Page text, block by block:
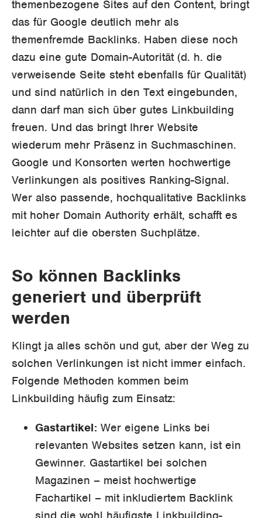
themenbezogene Sites auf den Content, bringt
das für Google deutlich mehr als
themenfremde Backlinks. Haben diese noch
dazu eine gute Domain-Autorität (d. h. die
verweisende Seite steht ebenfalls für Qualität)
und sind natürlich in den Text eingebunden,
dann darf man sich über gutes Linkbuilding
freuen. Und das bringt Ihrer Website
wiederum mehr Präsenz in Suchmaschinen.
Google und Konsorten werten hochwertige
Verlinkungen als positives Ranking-Signal.
Wer also passende, hochqualitative Backlinks
mit hoher Domain Authority erhält, schafft es
leichter auf die obersten Suchplätze.
So können Backlinks
generiert und überprüft
werden
Klingt ja alles schön und gut, aber der Weg zu
solchen Verlinkungen ist nicht immer einfach.
Folgende Methoden kommen beim
Linkbuilding häufig zum Einsatz:
Gastartikel: Wer eigene Links bei
relevanten Websites setzen kann, ist ein
Gewinner. Gastartikel bei solchen
Magazinen – meist hochwertige
Fachartikel – mit inkludiertem Backlink